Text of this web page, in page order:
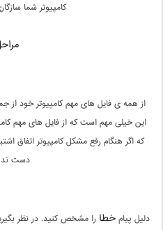
کامپیوتر شما
از همه ی فایل های مهم کامپیوتر خود از
این خیلی مهم است که از فایل های مهم
که اگر هنگام رفع مشکل کامپیوتر اتفاق
دست
دلیل پیامخطا را مشخص کنید. در نظر